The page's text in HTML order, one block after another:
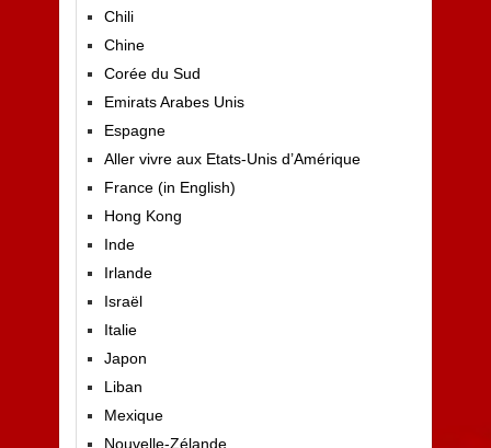
Chili
Chine
Corée du Sud
Emirats Arabes Unis
Espagne
Aller vivre aux Etats-Unis d’Amérique
France (in English)
Hong Kong
Inde
Irlande
Israël
Italie
Japon
Liban
Mexique
Nouvelle-Zélande